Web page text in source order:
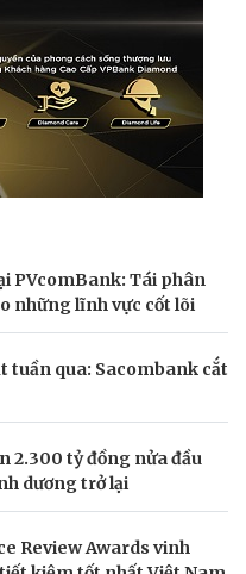
PVcomBank: Tái phân
những lĩnh vực cốt lõi
tuần qua: Sacombank cắt
2.300 tỷ đồng nửa đầu
dương trở lại
Review Awards vinh